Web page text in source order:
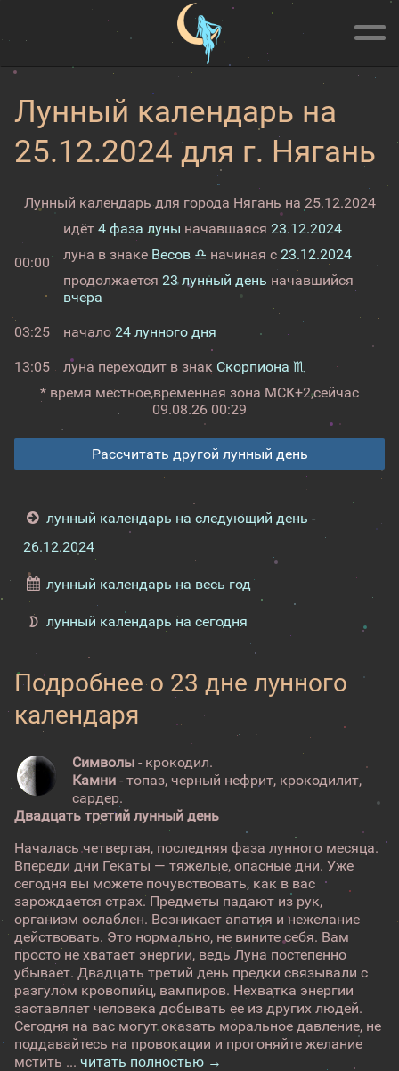
Лунный календарь на
25.12.2024 для г. Нягань
Лунный календарь для города Нягань на 25.12.2024
00:00
идёт 4 фаза луны начавшаяся 23.12.2024
луна в знаке Весов ♎ начиная с 23.12.2024
продолжается 23 лунный день начавшийся
вчера
03:25 начало 24 лунного дня
13:05 луна переходит в знак Скорпиона ♏
* время местное,временная зона МСК+2,сейчас
09.08.26 00:29
Рассчитать другой лунный день
лунный календарь на следующий день -
26.12.2024
лунный календарь на весь год
лунный календарь на сегодня
Подробнее о 23 дне лунного
календаря
Символы - крокодил.
Камни - топаз, черный нефрит, крокодилит,
сардер.
Двадцать третий лунный день
Началась четвертая, последняя фаза лунного месяца.
Впереди дни Гекаты — тяжелые, опасные дни. Уже
сегодня вы можете почувствовать, как в вас
зарождается страх. Предметы падают из рук,
организм ослаблен. Возникает апатия и нежелание
действовать. Это нормально, не вините себя. Вам
просто не хватает энергии, ведь Луна постепенно
убывает. Двадцать третий день предки связывали с
разгулом кровопийц, вампиров. Нехватка энергии
заставляет человека добывать ее из других людей.
Сегодня на вас могут оказать моральное давление, не
поддавайтесь на провокации и прогоняйте желание
мстить ... читать полностью →